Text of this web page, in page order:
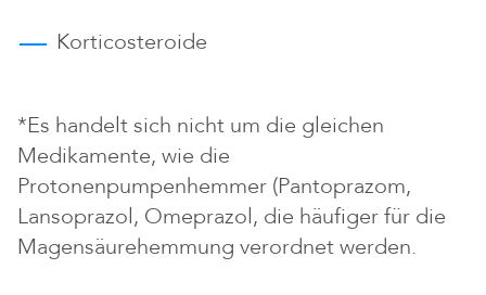
Korticosteroide
*Es handelt sich nicht um die gleichen
Medikamente, wie die
Protonenpumpenhemmer (Pantoprazom,
Lansoprazol, Omeprazol, die häufiger für die
Magensäurehemmung verordnet werden.